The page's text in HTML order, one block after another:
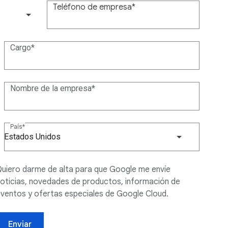
Teléfono de empresa
Cargo
Nombre de la empresa
País
Estados Unidos
darme de alta para que Google me envíe
novedades de productos, información de
y ofertas especiales de Google Cloud.
Enviar